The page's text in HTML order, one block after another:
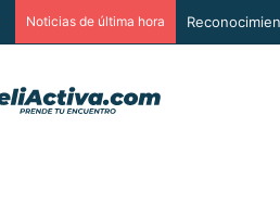
Noticias de última hora